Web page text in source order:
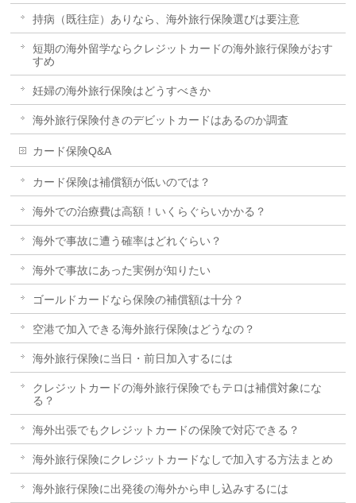
持病（既往症）ありなら、海外旅行保険選びは要注意
短期の海外留学ならクレジットカードの海外旅行保険がおす
すめ
妊婦の海外旅行保険はどうすべきか
海外旅行保険付きのデビットカードはあるのか調査
カード保険Q&A
カード保険は補償額が低いのでは？
海外での治療費は高額！いくらぐらいかかる？
海外で事故に遭う確率はどれぐらい？
海外で事故にあった実例が知りたい
ゴールドカードなら保険の補償額は十分？
空港で加入できる海外旅行保険はどうなの？
海外旅行保険に当日・前日加入するには
クレジットカードの海外旅行保険でもテロは補償対象にな
る？
海外出張でもクレジットカードの保険で対応できる？
海外旅行保険にクレジットカードなしで加入する方法まとめ
海外旅行保険に出発後の海外から申し込みするには